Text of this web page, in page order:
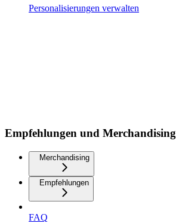
Personalisierungen verwalten
Empfehlungen und Merchandising
Merchandising
Empfehlungen
FAQ